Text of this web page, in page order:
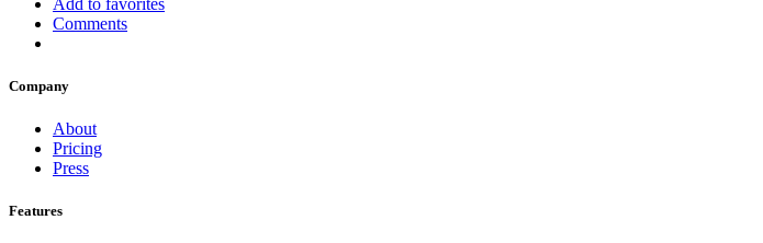
Add to favorites
Comments
Company
About
Pricing
Press
Features